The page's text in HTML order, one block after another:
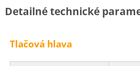
Detailné technické
Tlačová hlava